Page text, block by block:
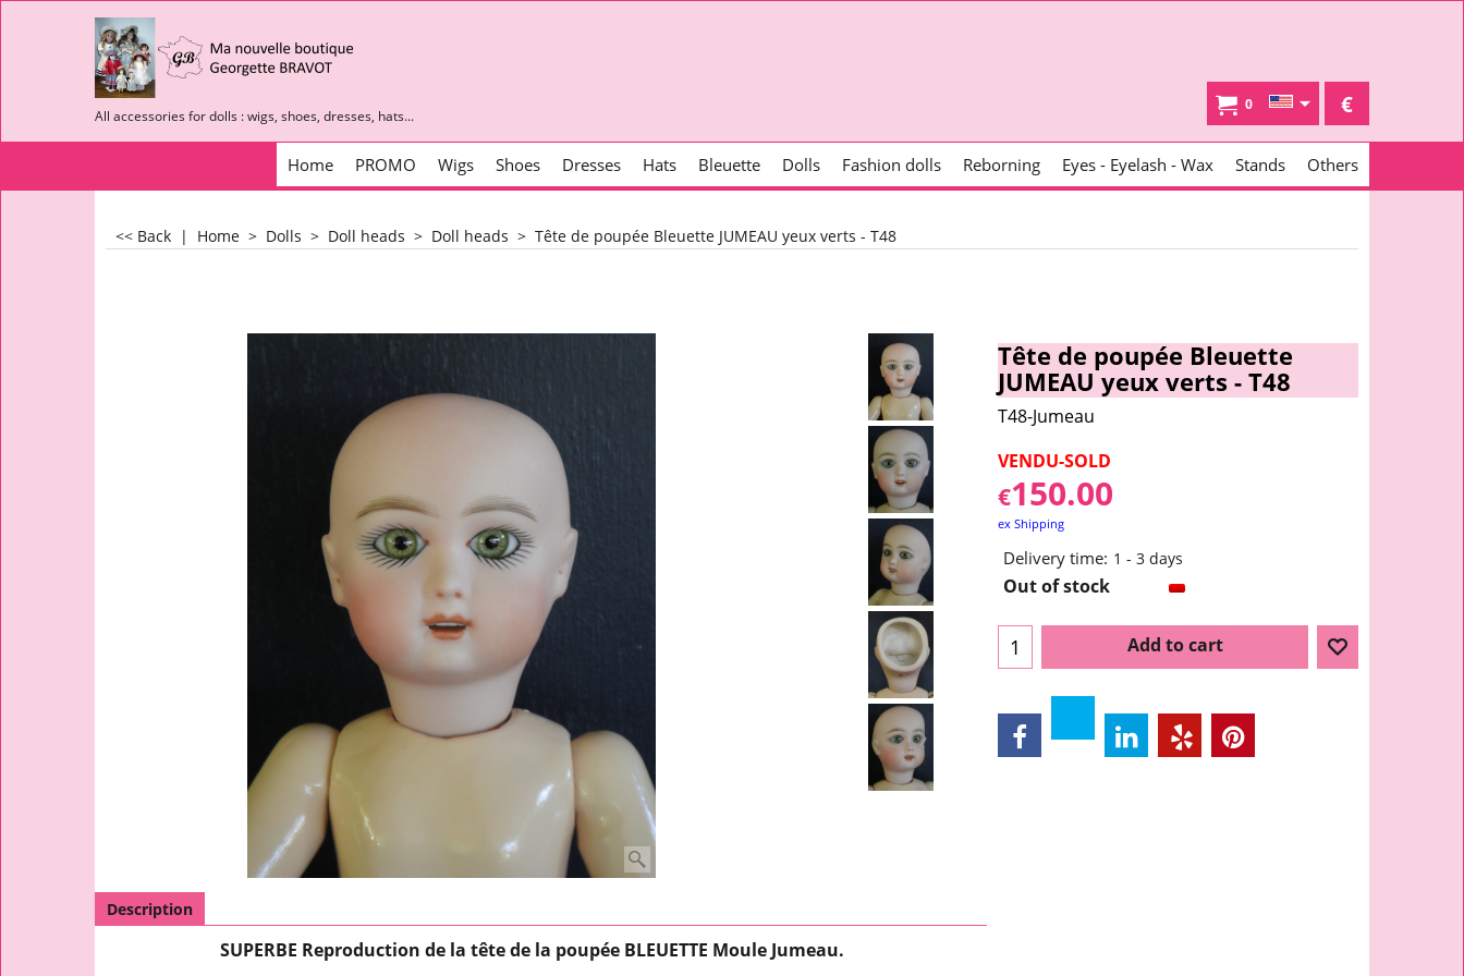
All accessories for dolls : wigs, shoes, dresses, hats...
0 €
Home PROMO Wigs Shoes Dresses Hats Bleuette Dolls Fashion dolls Reborning Eyes - Eyelash - Wax Stands Others
<< Back | Home > Dolls > Doll heads > Doll heads > Tête de poupée Bleuette JUMEAU yeux verts - T48
Tête de poupée Bleuette
JUMEAU yeux verts - T48
T48-Jumeau
VENDU-SOLD
€150.00
ex Shipping
Delivery time: 1 - 3 days
Out of stock
Add to cart
Description
SUPERBE Reproduction de la tête de la poupée BLEUETTE Moule Jumeau.